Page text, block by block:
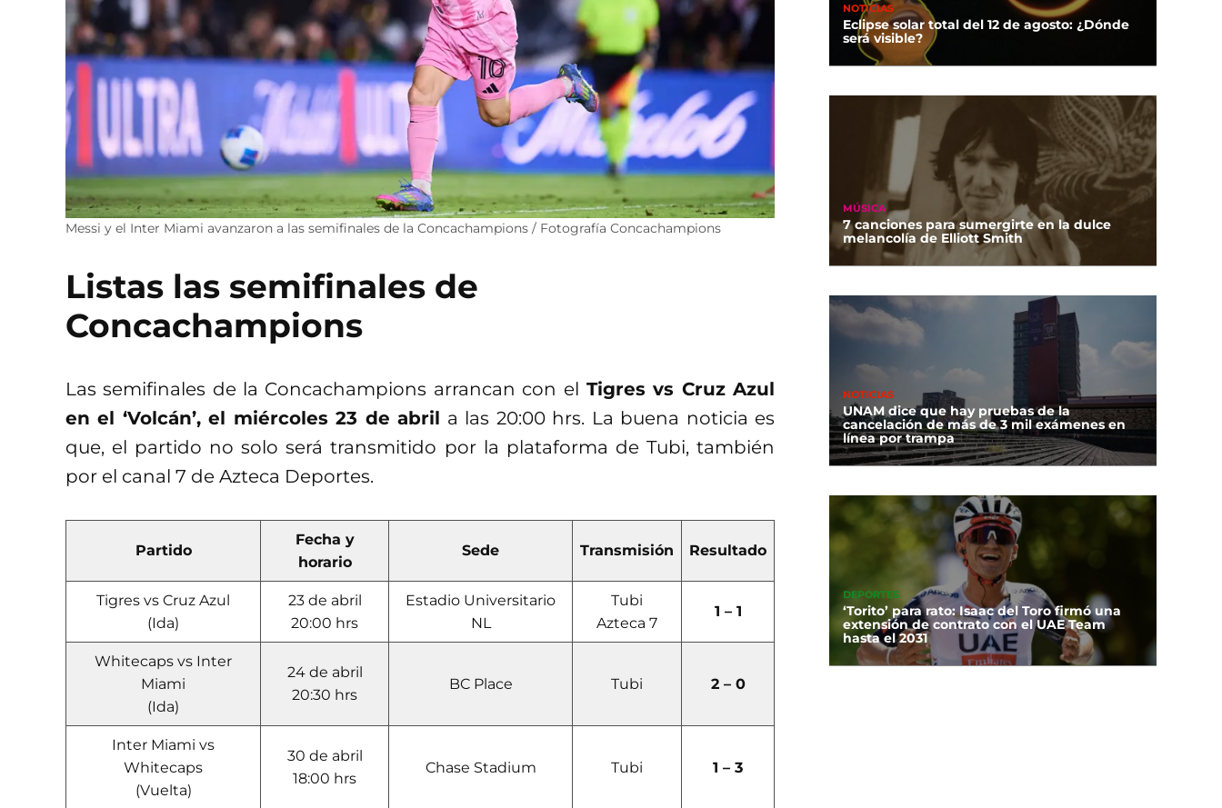
Messi y el Inter Miami avanzaron a las semifinales de la Concachampions / Fotografía Concachampions
Listas las semifinales de
Concachampions
Las semifinales de la Concachampions arrancan con el Tigres vs Cruz Azul
en el ‘Volcán’, el miércoles 23 de abril a las 20:00 hrs. La buena noticia es
que, el partido no solo será transmitido por la plataforma de Tubi, también
por el canal 7 de Azteca Deportes.
Partido
Fecha y
horario
Sede Transmisión Resultado
Tigres vs Cruz Azul
(Ida)
23 de abril
20:00 hrs
Estadio Universitario
NL
Tubi
Azteca 7
1 – 1
Whitecaps vs Inter
Miami
(Ida)
24 de abril
20:30 hrs
BC Place Tubi 2 – 0
Inter Miami vs
Whitecaps
(Vuelta)
30 de abril
18:00 hrs
Chase Stadium Tubi 1 – 3
NOTICIAS
Eclipse solar total del 12 de agosto: ¿Dónde
será visible?
MÚSICA
7 canciones para sumergirte en la dulce
melancolía de Elliott Smith
NOTICIAS
UNAM dice que hay pruebas de la
cancelación de más de 3 mil exámenes en
línea por trampa
DEPORTES
‘Torito’ para rato: Isaac del Toro firmó una
extensión de contrato con el UAE Team
hasta el 2031